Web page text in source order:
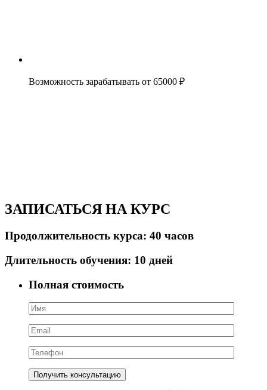
Возможность зарабатывать от 65000 ₽
ЗАПИСАТЬСЯ НА КУРС
Продолжительность курса: 40 часов
Длительность обучения: 10 дней
Полная стоимость